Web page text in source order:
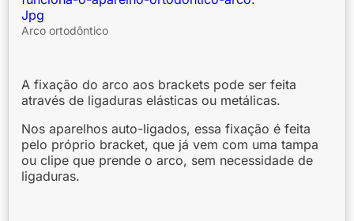
Arco ortodôntico
A fixação do arco aos brackets pode ser feita
através de ligaduras elásticas ou metálicas.
Nos aparelhos auto-ligados, essa fixação é feita
pelo próprio bracket, que já vem com uma tampa
ou clipe que prende o arco, sem necessidade de
ligaduras.